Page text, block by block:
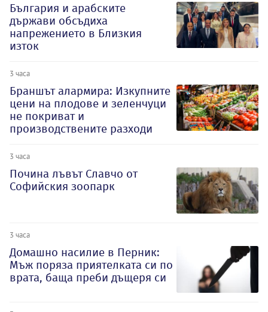
България и арабските
държави обсъдиха
напрежението в Близкия
изток
3 часа
Браншът алармира: Изкупните
цени на плодове и зеленчуци
не покриват и
производствените разходи
3 часа
Почина лъвът Славчо от
Софийския зоопарк
3 часа
Домашно насилие в Перник:
Мъж поряза приятелката си по
врата, баща преби дъщеря си